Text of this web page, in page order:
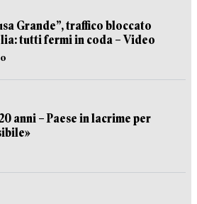
Grande”, traffico bloccato
tutti fermi in coda – Video
anni – Paese in lacrime per